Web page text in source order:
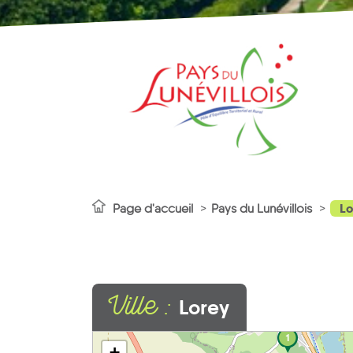
Page d'accueil Pays du Lunévillois
Ville : Lorey
1